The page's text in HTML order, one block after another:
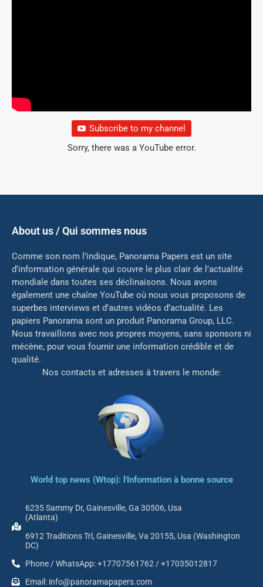
Subscribe to my channel
Sorry, there was a YouTube error.
About us / Qui sommes nous
Comme son nom l’indique, Panorama Papers est un site
d’information générale qui couvre le plus clair de l’actualité
mondiale dans toutes ses déclinaisons. Nous avons
également une chaîne YouTube où nous vous proposons de
superbes interviews et d’autres vidéos d’actualité. Les
papiers Panorama sont un produit Panorama Group, LLC.
Nous travaillons avec nos propres moyens, sans sponsors ni
mécène, pour vous fournir une information crédible et de
qualité.
Nos contacts et adresses à travers le monde:
World top news (Wtop): l'Information à bonne source
6235 Sammy Dr, Gainesville, Ga 30506, Usa
(Atlanta)
6912 Traditions Trl, Gainesville, Va 20155, Usa (Washington
DC)
Phone / WhatsApp: +17707561762 / +17035012817
Email: info@panoramapapers.com